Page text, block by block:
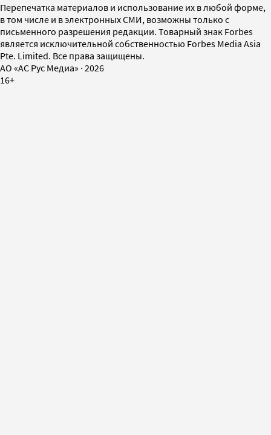
Перепечатка материалов и использование их в любой форме,
в том числе и в электронных СМИ, возможны только с
письменного разрешения редакции. Товарный знак Forbes
является исключительной собственностью Forbes Media Asia
Pte. Limited. Все права защищены.
AO «АС Рус Медиа» · 2026
16+